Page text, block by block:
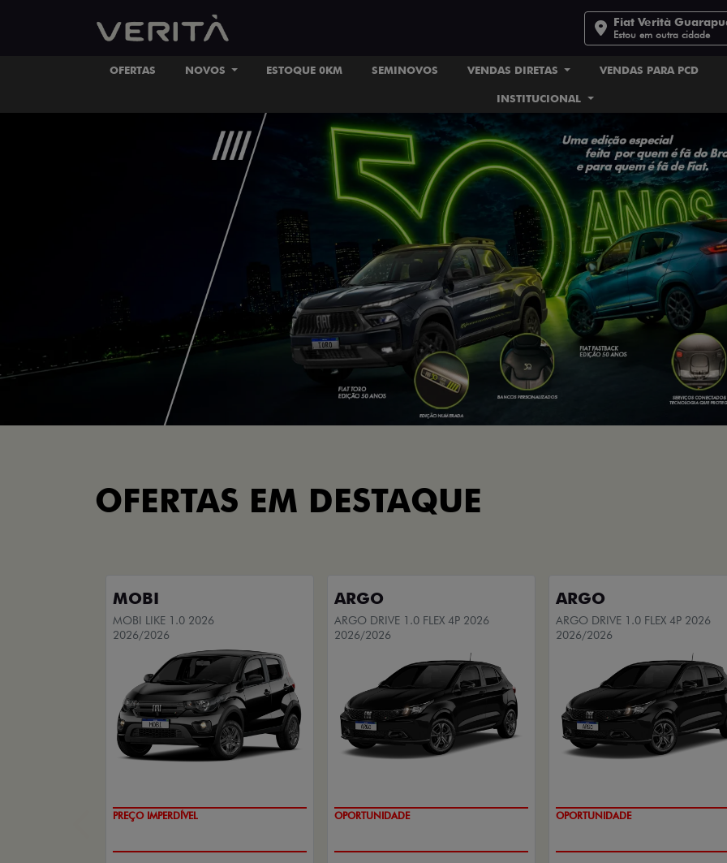
Fiat Verità
Estou em outra cidade
OFERTAS NOVOS ESTOQUE 0KM SEMINOVOS VENDAS DIRETAS VENDAS PARA PCD
INSTITUCIONAL
OFERTAS EM DESTAQUE
MOBI
MOBI LIKE 1.0 2026
2026/2026
SUPER DESCONTO
ARGO
ARGO DRIVE 1.0 FLEX 4P 2026
2026/2026
OPORTUNIDADE
ARGO
ARGO DRIVE 1.0 FLEX 4P 2026
2026/2026
OPORTUNIDADE